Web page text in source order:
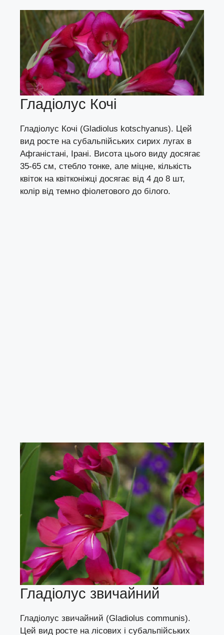
Гладіолус Кочі
Гладіолус Кочі (Gladiolus kotschyanus). Цей
вид росте на субальпійських сирих лугах в
Афганістані, Ірані. Висота цього виду досягає
35-65 см, стебло тонке, але міцне, кількість
квіток на квітконіжці досягає від 4 до 8 шт,
колір від темно фіолетового до білого.
Гладіолус звичайний
Гладіолус звичайний (Gladiolus communis).
Цей вид росте на лісових і субальпійських